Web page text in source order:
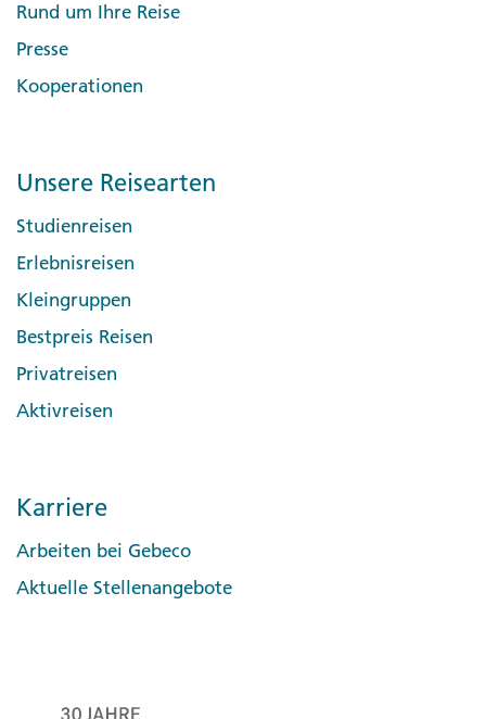
Rund um Ihre Reise
Presse
Kooperationen
Unsere Reisearten
Studienreisen
Erlebnisreisen
Kleingruppen
Bestpreis Reisen
Privatreisen
Aktivreisen
Karriere
Arbeiten bei Gebeco
Aktuelle Stellenangebote